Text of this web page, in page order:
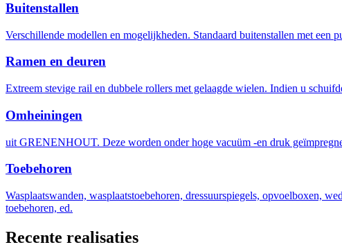
Buitenstallen
Verschillende modellen en mogelijkheden. Standaard buitenstallen met een
Ramen en deuren
Extreem stevige rail en dubbele rollers met gelaagde wielen. Indien u
Omheiningen
uit GRENENHOUT. Deze worden onder hoge vacuüm -en druk
Toebehoren
Wasplaatswanden, wasplaatstoebehoren, dressuurspiegels, opvoelboxen,
toebehoren, ed.
Recente realisaties